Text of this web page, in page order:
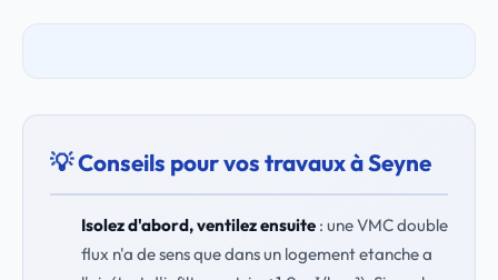
💡 Conseils pour vos travaux à Seyne
Isolez d'abord, ventilez ensuite: une VMC double
flux n'a de sens que dans un logement etanche a